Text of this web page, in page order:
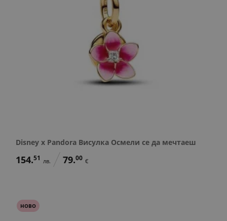
Disney x Pandora Висулка Осмели се да мечтаеш
154.51 лв. 79.00 €
НОВО